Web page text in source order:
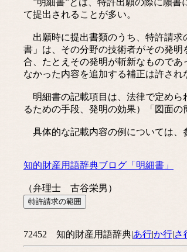
”明細書”とは、特許出願の際に願書
て提出されることが多い。
出願時に提出書類のうち、特許請求
書」は、その分野の技術者がその発
合、たとえその発明が斬新なもので
なかった内容を追加する補正は許され
明細書の記載項目は、法律で定めら
るための手段、発明の効果）「図面
具体的な記載内容の例については、
知的財産用語辞典ブログ「明細書」
（弁理士 古谷栄男）
72452 知的財産用語辞典|あ行|か行|さ